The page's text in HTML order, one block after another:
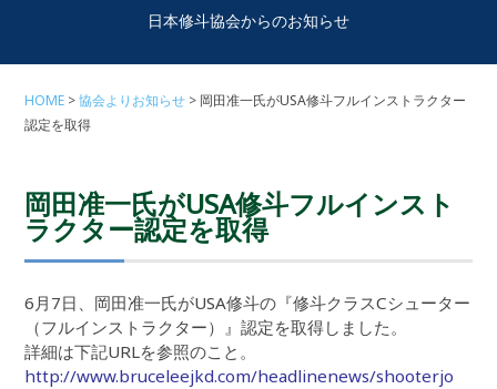
日本修斗協会からのお知らせ
HOME 協会よりお知らせ
岡田准一氏がUSA修斗フルインストラクター
認定を取得
岡田准一氏がUSA修斗フルインスト
ラクター認定を取得
6月7日、岡田准一氏がUSA修斗の『修斗クラスCシューター
（フルインストラクター）』認定を取得しました。
詳細は下記URLを参照のこと。
http://www.bruceleejkd.com/headlinenews/shooterjo